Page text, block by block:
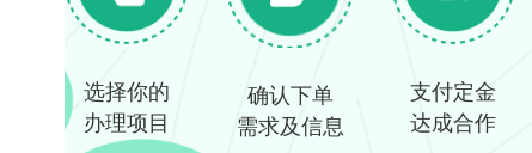
选择你的
办理项目
确认下单
需求及信息
支付定金
达成合作